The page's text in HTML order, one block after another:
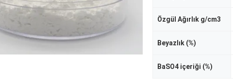
Özgül Ağırlık g/cm3
Beyazlık (%)
BaSO4 içeriği (%)